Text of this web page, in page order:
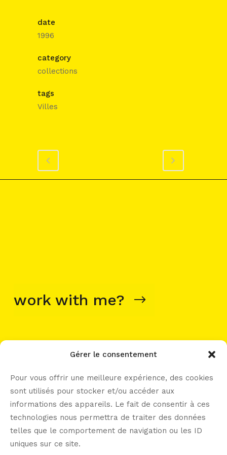
Gérer le consentement
Pour vous offrir une meilleure expérience, des cookies
sont utilisés pour stocker et/ou accéder aux
informations des appareils. Le fait de consentir à ces
technologies nous permettra de traiter des données
telles que le comportement de navigation ou les ID
uniques sur ce site.
date
1996
category
collections
tags
Villes
work with me?